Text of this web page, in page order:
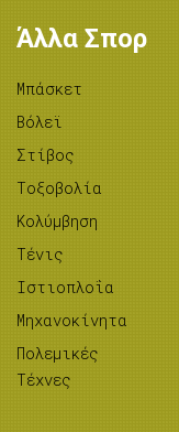
Άλλα Σπορ
Μπάσκετ
Βόλεϊ
Στίβος
Tοξοβολία
Κολύμβηση
Τένις
Ιστιοπλοΐα
Μηχανοκίνητα
Πολεμικές
Τέχνες